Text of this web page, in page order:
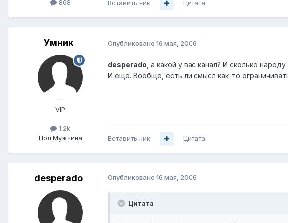
868 Вставить ник Цитата
Умник
VIP
1.2k
Пол:Мужчина
Опубликовано 16 мая, 2006
desperado , а какой у вас канал? И сколько
И еще. Вообще, есть ли смысл как-то
Вставить ник Цитата
desperado Опубликовано 16 мая, 2006
Цитата